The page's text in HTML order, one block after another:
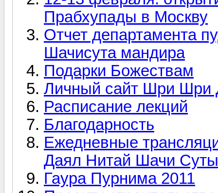
Прабхупады в Москву
Отчет департамента
Шачисута мандира
Подарки Божествам
Личный сайт Шри Шри
Расписание лекций
Благодарность
Ежедневные
Даял Нитай Шачи
Гаура Пурнима 2011